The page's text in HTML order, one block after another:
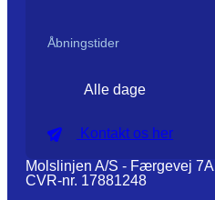
Åbningstider
Alle dage
Kontakt os her
Molslinjen A/S - Færgevej
CVR-nr. 17881248